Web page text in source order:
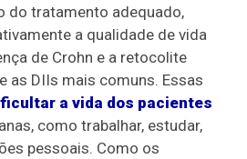
do tratamento adequado,
a qualidade de vida
de Crohn e a retocolite
as DIIs mais comuns. Essas
a vida dos pacientes
como trabalhar, estudar,
pessoais. Como os